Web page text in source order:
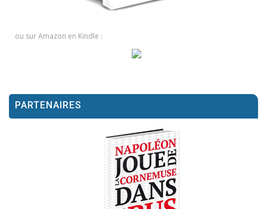
ou sur Amazon en Kindle :
PARTENAIRES